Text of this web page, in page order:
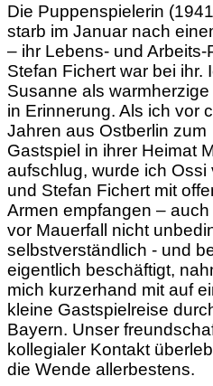
Die Puppenspielerin
starb im Januar nach
– ihr Lebens- und Arbeits-
Stefan Fichert war bei ihr.
Susanne als
in Erinnerung. Als ich vor
Jahren aus Ostberlin zum
Gastspiel in ihrer Heimat
aufschlug, wurde ich Ossi
und Stefan Fichert mit
Armen empfangen – auch
vor Mauerfall nicht
selbstverständlich - und
eigentlich beschäftigt,
mich kurzerhand mit auf
kleine Gastspielreise
Bayern. Unser
kollegialer Kontakt
die Wende allerbestens.